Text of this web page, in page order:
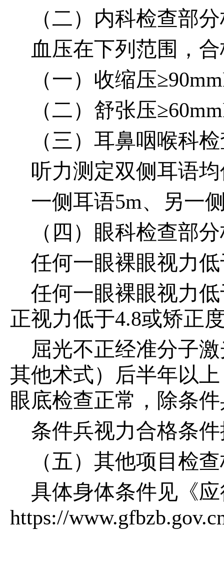
（二）内科检查部
血压在下列范围，
（一）收缩压
（二）舒张压
（三）耳鼻咽喉科
听力测定双侧耳语
一侧耳语5m、另一
（四）眼科检查部
任何一眼裸眼视力
任何一眼裸眼视力
正视力低于4.8或矫正
屈光不正经准分子
其他术式）后半年以
眼底检查正常，除条
条件兵视力合格条
（五）其他项目检
具体身体条件见《
https://